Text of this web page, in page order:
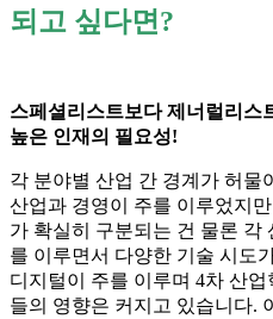
되고 싶다면?
스페셜리스트보다 제너럴리스
높은 인재의 필요성!
각 분야별 산업 간 경계가 허물
산업과 경영이 주를 이루었지
가 확실히 구분되는 건 물론 각
를 이루면서 다양한 기술 시도
디지털이 주를 이루며 4차 산
들의 영향은 커지고 있습니다.